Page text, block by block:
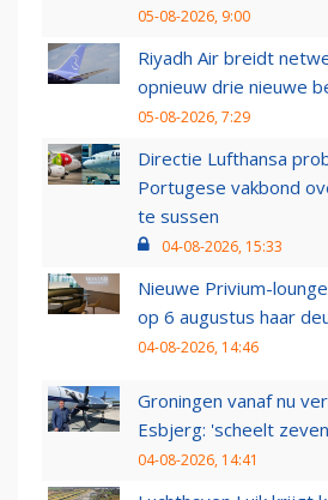
05-08-2026, 9:00
Riyadh Air breidt
opnieuw drie nieuwe
05-08-2026, 7:29
Directie Lufthansa
Portugese vakbond
te sussen
04-08-2026, 15:33
Nieuwe Privium-
op 6 augustus haar
04-08-2026, 14:46
Groningen vanaf nu
Esbjerg: 'scheelt
04-08-2026, 14:41